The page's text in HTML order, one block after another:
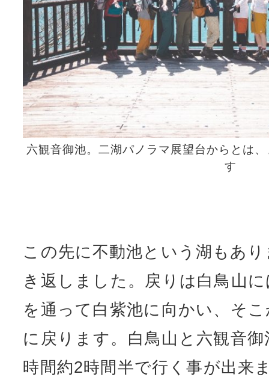
六観音御池。二湖パノラマ展望台からとは
す
この先に不動池という湖もあ
き返しました。戻りは白鳥山
を通って白紫池に向かい、そ
に戻ります。白鳥山と六観音
時間約2時間半で行く事が出来